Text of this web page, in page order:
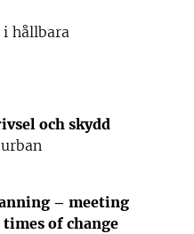
i hållbara
och skydd
– meeting
of change